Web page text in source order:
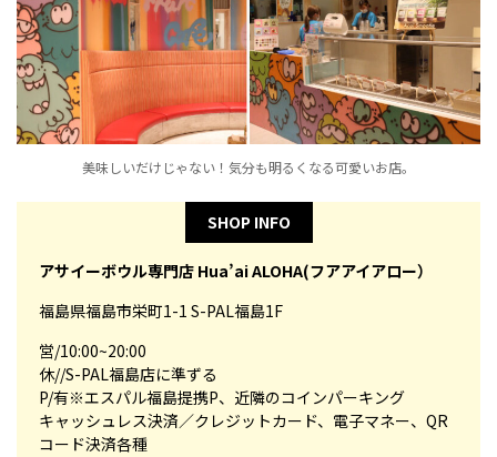
美味しいだけじゃない！気分も明るくなる可愛いお店。
SHOP INFO
アサイーボウル専門店 Hua’ai ALOHA(フアアイアロー）
福島県福島市栄町1-1 S-PAL福島1F
営/10:00~20:00
休//S-PAL福島店に準ずる
P/有※エスパル福島提携P、近隣のコインパーキング
キャッシュレス決済／クレジットカード、電子マネー、QR
コード決済各種